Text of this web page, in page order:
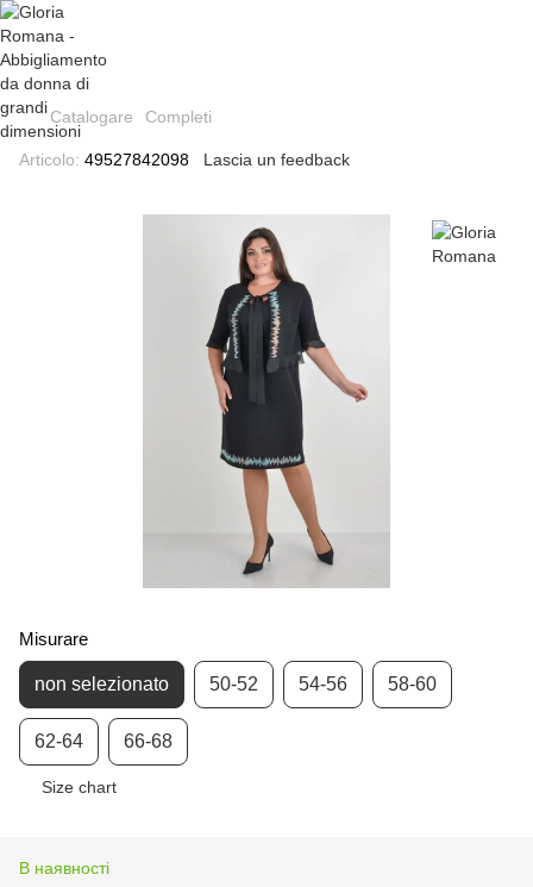
Catalogare Completi
Articolo: 49527842098 Lascia un feedback
Misurare
non selezionato 50-52 54-56 58-60
62-64 66-68
Size chart
В наявності